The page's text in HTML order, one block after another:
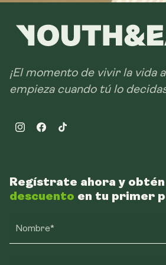
¡El momento de vivir la vida
empieza cuando tú lo
InstagramFacebookTikTok
Regístrate ahora y obtén
descuento en tu primer
Nombre*